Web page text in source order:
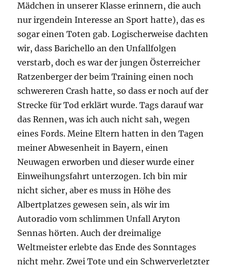
Mädchen in unserer Klasse erinnern, die auch
nur irgendein Interesse an Sport hatte), das es
sogar einen Toten gab. Logischerweise dachten
wir, dass Barichello an den Unfallfolgen
verstarb, doch es war der jungen Österreicher
Ratzenberger der beim Training einen noch
schwereren Crash hatte, so dass er noch auf der
Strecke für Tod erklärt wurde. Tags darauf war
das Rennen, was ich auch nicht sah, wegen
eines Fords. Meine Eltern hatten in den Tagen
meiner Abwesenheit in Bayern, einen
Neuwagen erworben und dieser wurde einer
Einweihungsfahrt unterzogen. Ich bin mir
nicht sicher, aber es muss in Höhe des
Albertplatzes gewesen sein, als wir im
Autoradio vom schlimmen Unfall Aryton
Sennas hörten. Auch der dreimalige
Weltmeister erlebte das Ende des Sonntages
nicht mehr. Zwei Tote und ein Schwerverletzter